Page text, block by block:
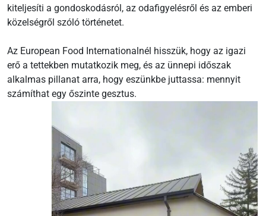
kiteljesíti a gondoskodásról, az odafigyelésről és az emberi
közelségről szóló történetet.
Az European Food Internationalnél hisszük, hogy az igazi
erő a tettekben mutatkozik meg, és az ünnepi időszak
alkalmas pillanat arra, hogy eszünkbe juttassa: mennyit
számíthat egy őszinte gesztus.